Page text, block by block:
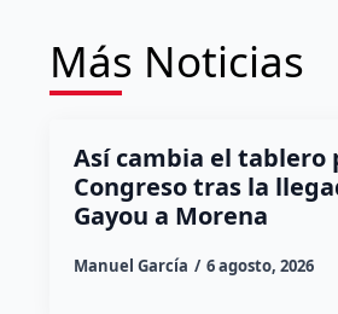
Más Noticias
Así cambia el tablero
Congreso tras la
Gayou a Morena
Manuel García 6 agosto, 2026